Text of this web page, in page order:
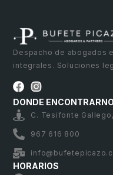
Despacho de abogados
integrales. Soluciones
DONDE
C. Tesifonte
967 616 800
HORARIOS